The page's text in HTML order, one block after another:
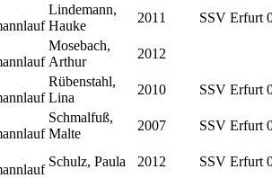
Lindemann,
Hauke
2011 SSV Erfurt
Mosebach,
Arthur
2012
Rübenstahl,
Lina
2010 SSV Erfurt
Schmalfuß,
Malte
2007 SSV Erfurt
Schulz, Paula 2012 SSV Erfurt